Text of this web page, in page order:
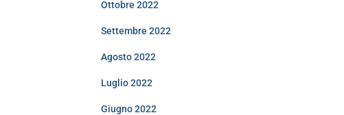
Ottobre 2022
Settembre 2022
Agosto 2022
Luglio 2022
Giugno 2022